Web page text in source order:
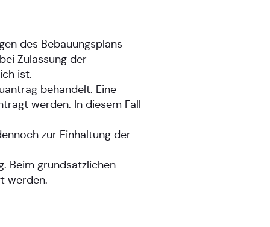
des Bebauungsplans
Zulassung der
ist.
behandelt. Eine
werden. In diesem Fall
zur Einhaltung der
Beim grundsätzlichen
werden.